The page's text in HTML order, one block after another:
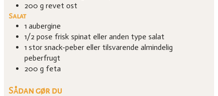
200 g revet ost
Salat
1 aubergine
1/2 pose frisk spinat eller anden type salat
1 stor snack-peber eller tilsvarende almindelig
peberfrugt
200 g feta
Sådan gør du